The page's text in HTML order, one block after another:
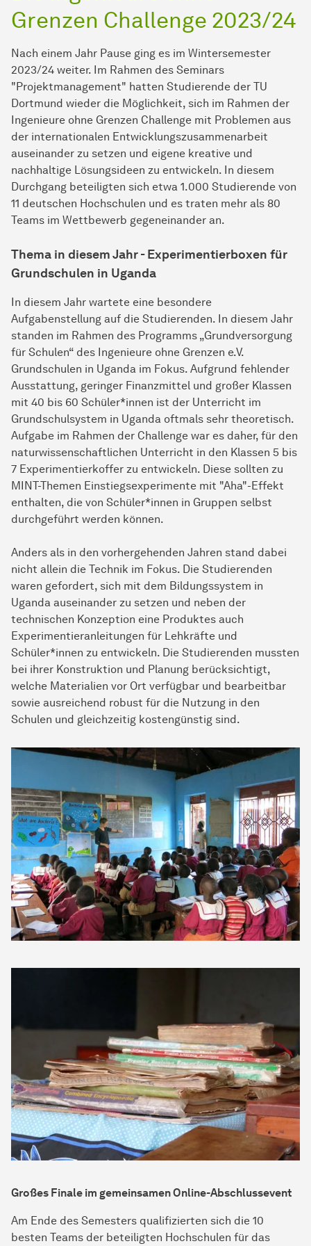
Grenzen Challenge 2023/24
Nach einem Jahr Pause ging es im Wintersemester
2023/24 weiter. Im Rahmen des Seminars
"Projektmanagement" hatten Studierende der TU
Dortmund wieder die Möglichkeit, sich im Rahmen der
Ingenieure ohne Grenzen Challenge mit Problemen aus
der internationalen Entwicklungszusammenarbeit
auseinander zu setzen und eigene kreative und
nachhaltige Lösungsideen zu entwickeln. In diesem
Durchgang beteiligten sich etwa 1.000 Studierende von
11 deutschen Hochschulen und es traten mehr als 80
Teams im Wettbewerb gegeneinander an.
Thema in diesem Jahr - Experimentierboxen für
Grundschulen in Uganda
In diesem Jahr wartete eine besondere
Aufgabenstellung auf die Studierenden. In diesem Jahr
standen im Rahmen des Programms „Grundversorgung
für Schulen“ des Ingenieure ohne Grenzen e.V.
Grundschulen in Uganda im Fokus. Aufgrund fehlender
Ausstattung, geringer Finanzmittel und großer Klassen
mit 40 bis 60 Schüler*innen ist der Unterricht im
Grundschulsystem in Uganda oftmals sehr theoretisch.
Aufgabe im Rahmen der Challenge war es daher, für den
naturwissenschaftlichen Unterricht in den Klassen 5 bis
7 Experimentierkoffer zu entwickeln. Diese sollten zu
MINT-Themen Einstiegsexperimente mit "Aha"-Effekt
enthalten, die von Schüler*innen in Gruppen selbst
durchgeführt werden können.
Anders als in den vorhergehenden Jahren stand dabei
nicht allein die Technik im Fokus. Die Studierenden
waren gefordert, sich mit dem Bildungssystem in
Uganda auseinander zu setzen und neben der
technischen Konzeption eine Produktes auch
Experimentieranleitungen für Lehkräfte und
Schüler*innen zu entwickeln. Die Studierenden mussten
bei ihrer Konstruktion und Planung berücksichtigt,
welche Materialien vor Ort verfügbar und bearbeitbar
sowie ausreichend robust für die Nutzung in den
Schulen und gleichzeitig kostengünstig sind.
Großes Finale im gemeinsamen Online-Abschlussevent
Am Ende des Semesters qualifizierten sich die 10
besten Teams der beteiligten Hochschulen für das